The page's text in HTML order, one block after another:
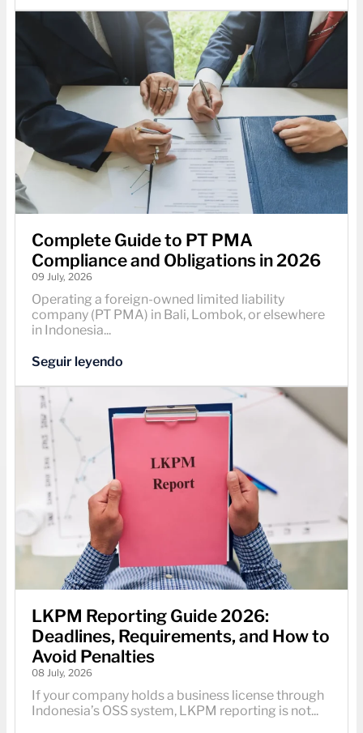
Complete Guide to PT PMA
Compliance and Obligations in 2026
09 July, 2026
Operating a foreign-owned limited liability
company (PT PMA) in Bali, Lombok, or elsewhere
in Indonesia...
Seguir leyendo
LKPM Reporting Guide 2026:
Deadlines, Requirements, and How to
Avoid Penalties
08 July, 2026
If your company holds a business license through
Indonesia’s OSS system, LKPM reporting is not...